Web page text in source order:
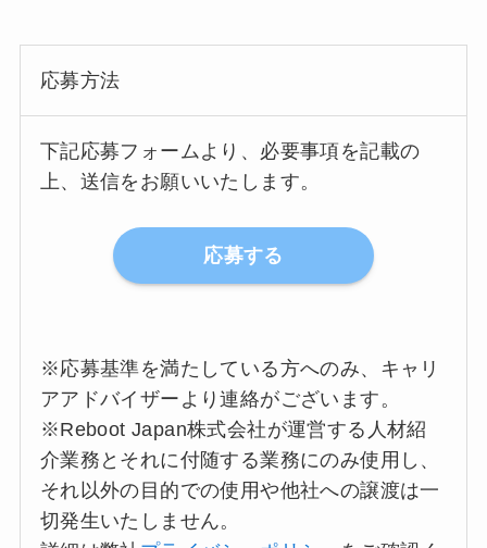
応募方法
下記応募フォームより、必要事項を記載の
上、送信をお願いいたします。
応募する
※応募基準を満たしている方へのみ、キャリ
アアドバイザーより連絡がございます。
※Reboot Japan株式会社が運営する人材紹
介業務とそれに付随する業務にのみ使用し、
それ以外の目的での使用や他社への譲渡は一
切発生いたしません。